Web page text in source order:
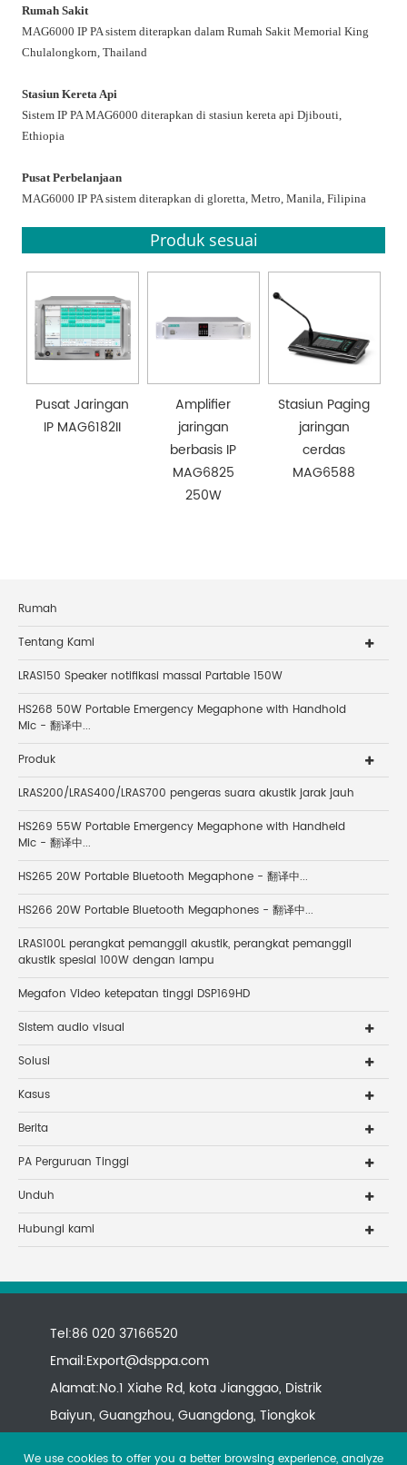
Rumah Sakit
MAG6000 IP PA sistem diterapkan dalam Rumah Sakit Memorial King
Chulalongkorn, Thailand
Stasiun Kereta Api
Sistem IP PA MAG6000 diterapkan di stasiun kereta api Djibouti,
Ethiopia
Pusat Perbelanjaan
MAG6000 IP PA sistem diterapkan di gloretta, Metro, Manila, Filipina
Produk sesuai
Pusat Jaringan
IP MAG6182II
Amplifier
jaringan
berbasis IP
MAG6825
250W
Stasiun Paging
jaringan
cerdas
MAG6588
Rumah
Tentang Kami
LRAS150 Speaker notifikasi massal Partable 150W
HS268 50W Portable Emergency Megaphone with Handhold
Mic - 翻译中...
Produk
LRAS200/LRAS400/LRAS700 pengeras suara akustik jarak jauh
HS269 55W Portable Emergency Megaphone with Handheld
Mic - 翻译中...
HS265 20W Portable Bluetooth Megaphone - 翻译中...
HS266 20W Portable Bluetooth Megaphones - 翻译中...
LRAS100L perangkat pemanggil akustik, perangkat pemanggil
akustik spesial 100W dengan lampu
Megafon Video ketepatan tinggi DSP169HD
Sistem audio visual
Solusi
Kasus
Berita
PA Perguruan Tinggi
Unduh
Hubungi kami
Tel:86 020 37166520
Email:Export@dsppa.com
Alamat:No.1 Xiahe Rd, kota Jianggao, Distrik
Baiyun, Guangzhou, Guangdong, Tiongkok
We use cookies to offer you a better browsing experience, analyze